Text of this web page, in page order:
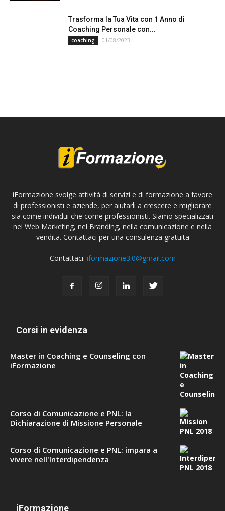
Trasforma la Tua Vita con 1 Anno di
Coaching Personale con...
coaching 01/08/2023
iFormazione svolge attività di servizi e di formazione a favore
di professionisti e aziende, per aiutarli a crescere e migliorare
sia come individui che come professionisti. Siamo specializzati
nel Web Marketing, nel Branding, nella comunicazione e nella
vendita. Contattaci per una consulenza gratuita
Contattaci: iformazione3.0@gmail.com
Corsi in evidenza
Master in Coaching e Counseling con
iFormazione
Corso di Comunicazione e PNL: la
Dichiarazione di Missione Personale
Corso di Comunicazione e PNL: impara a
vivere nell'Interdipendenza
iFormazione